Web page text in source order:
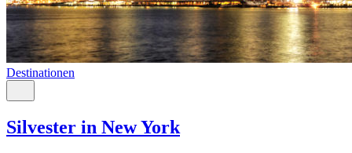
Destinationen
Silvester in New York